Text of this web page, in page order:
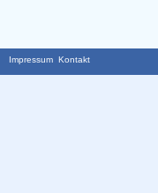
Impressum Kontakt